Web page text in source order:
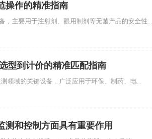
操作的精准指南
，主要用于注射剂、眼用制剂等无菌产品的安全性...
型到计价的精准匹配指南
领域的关键设备，广泛应用于环保、制药、电...
测和控制方面具有重要作用